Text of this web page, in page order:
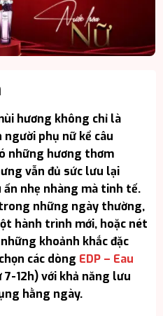
hương không chỉ là
người phụ nữ kể câu
những hương thơm
vẫn đủ sức lưu lại
nhẹ nhàng mà tinh tế.
những ngày thường,
hành trình mới, hoặc nét
khoảnh khắc đặc
các dòng EDP – Eau
12h) với khả năng lưu
hằng ngày.